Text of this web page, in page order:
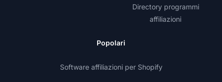
Directory programmi
affiliazioni
Popolari
Software affiliazioni per Shopify